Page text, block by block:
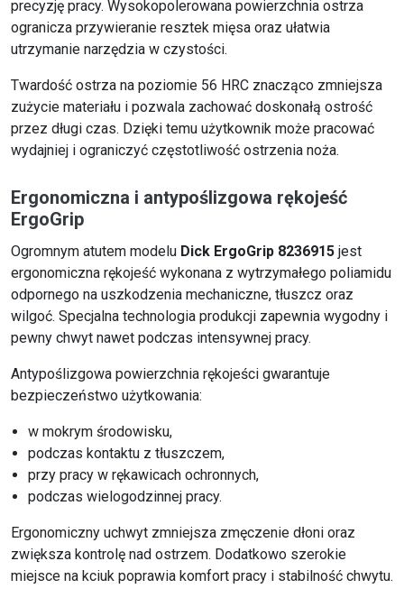
precyzję pracy. Wysokopolerowana powierzchnia ostrza
ogranicza przywieranie resztek mięsa oraz ułatwia
utrzymanie narzędzia w czystości.
Twardość ostrza na poziomie 56 HRC znacząco zmniejsza
zużycie materiału i pozwala zachować doskonałą ostrość
przez długi czas. Dzięki temu użytkownik może pracować
wydajniej i ograniczyć częstotliwość ostrzenia noża.
Ergonomiczna i antypoślizgowa rękojeść
ErgoGrip
Ogromnym atutem modelu Dick ErgoGrip 8236915 jest
ergonomiczna rękojeść wykonana z wytrzymałego poliamidu
odpornego na uszkodzenia mechaniczne, tłuszcz oraz
wilgoć. Specjalna technologia produkcji zapewnia wygodny i
pewny chwyt nawet podczas intensywnej pracy.
Antypoślizgowa powierzchnia rękojeści gwarantuje
bezpieczeństwo użytkowania:
w mokrym środowisku,
podczas kontaktu z tłuszczem,
przy pracy w rękawicach ochronnych,
podczas wielogodzinnej pracy.
Ergonomiczny uchwyt zmniejsza zmęczenie dłoni oraz
zwiększa kontrolę nad ostrzem. Dodatkowo szerokie
miejsce na kciuk poprawia komfort pracy i stabilność chwytu.